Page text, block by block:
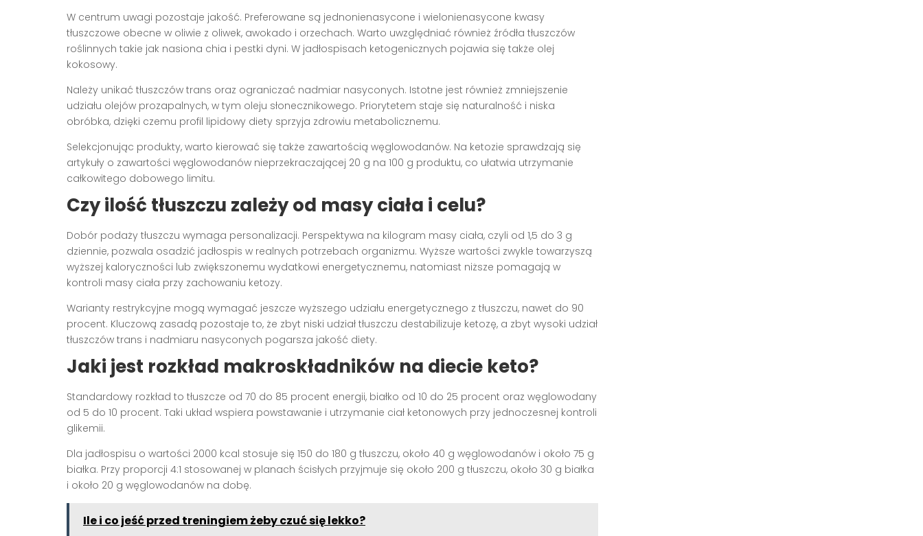
W centrum uwagi pozostaje jakość. Preferowane są jednonienasycone i wielonienasycone kwasy
tłuszczowe obecne w oliwie z oliwek, awokado i orzechach. Warto uwzględniać również źródła tłuszczów
roślinnych takie jak nasiona chia i pestki dyni. W jadłospisach ketogenicznych pojawia się także olej
kokosowy.
Należy unikać tłuszczów trans oraz ograniczać nadmiar nasyconych. Istotne jest również zmniejszenie
udziału olejów prozapalnych, w tym oleju słonecznikowego. Priorytetem staje się naturalność i niska
obróbka, dzięki czemu profil lipidowy diety sprzyja zdrowiu metabolicznemu.
Selekcjonując produkty, warto kierować się także zawartością węglowodanów. Na ketozie sprawdzają się
artykuły o zawartości węglowodanów nieprzekraczającej 20 g na 100 g produktu, co ułatwia utrzymanie
całkowitego dobowego limitu.
Czy ilość tłuszczu zależy od masy ciała i celu?
Dobór podaży tłuszczu wymaga personalizacji. Perspektywa na kilogram masy ciała, czyli od 1,5 do 3 g
dziennie, pozwala osadzić jadłospis w realnych potrzebach organizmu. Wyższe wartości zwykle towarzyszą
wyższej kaloryczności lub zwiększonemu wydatkowi energetycznemu, natomiast niższe pomagają w
kontroli masy ciała przy zachowaniu ketozy.
Warianty restrykcyjne mogą wymagać jeszcze wyższego udziału energetycznego z tłuszczu, nawet do 90
procent. Kluczową zasadą pozostaje to, że zbyt niski udział tłuszczu destabilizuje ketozę, a zbyt wysoki udział
tłuszczów trans i nadmiaru nasyconych pogarsza jakość diety.
Jaki jest rozkład makroskładników na diecie keto?
Standardowy rozkład to tłuszcze od 70 do 85 procent energii, białko od 10 do 25 procent oraz węglowodany
od 5 do 10 procent. Taki układ wspiera powstawanie i utrzymanie ciał ketonowych przy jednoczesnej kontroli
glikemii.
Dla jadłospisu o wartości 2000 kcal stosuje się 150 do 180 g tłuszczu, około 40 g węglowodanów i około 75 g
białka. Przy proporcji 4:1 stosowanej w planach ścisłych przyjmuje się około 200 g tłuszczu, około 30 g białka
i około 20 g węglowodanów na dobę.
Ile i co jeść przed treningiem żeby czuć się lekko?